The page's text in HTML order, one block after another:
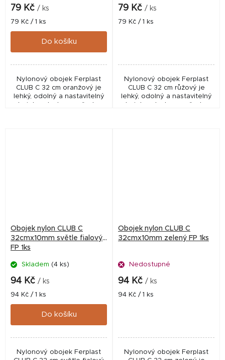
79 Kč / ks
Měrná
cena:
79 Kč / 1 ks
Do košíku
Nylonový obojek Ferplast
CLUB C 32 cm oranžový je
lehký, odolný a nastavitelný
79 Kč / ks
Měrná
79 Kč / 1 ks
Nylonový obojek Ferplast
CLUB C 32 cm růžový je
lehký, odolný a nastavitelný
Obojek nylon CLUB C
32cmx10mm světle fialový
FP 1ks
Skladem (4 ks)
94 Kč / ks
Měrná
cena:
94 Kč / 1 ks
Do košíku
Nylonový obojek Ferplast
Obojek nylon CLUB C
32cmx10mm zelený FP 1ks
Nedostupné
94 Kč / ks
Měrná
94 Kč / 1 ks
Nylonový obojek Ferplast